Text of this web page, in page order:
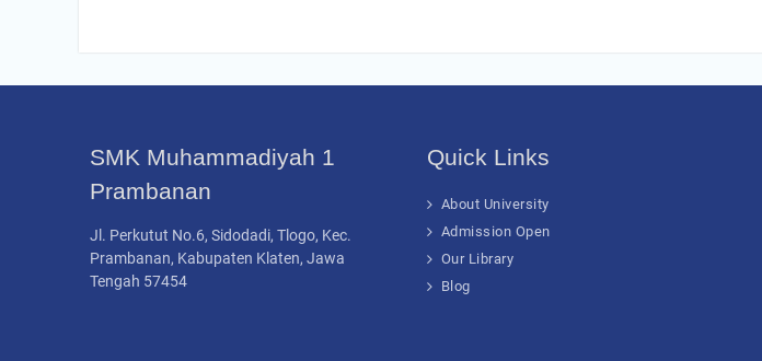
SMK Muhammadiyah 1
Prambanan
Jl. Perkutut No.6, Sidodadi, Tlogo, Kec.
Prambanan, Kabupaten Klaten, Jawa
Tengah 57454
Quick Links
About University
Admission Open
Our Library
Blog